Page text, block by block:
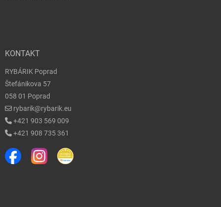
KONTAKT
RYBÁRIK Poprad
Štefánikova 57
058 01 Poprad
rybarik@rybarik.eu
+421 903 569 009
+421 908 735 361